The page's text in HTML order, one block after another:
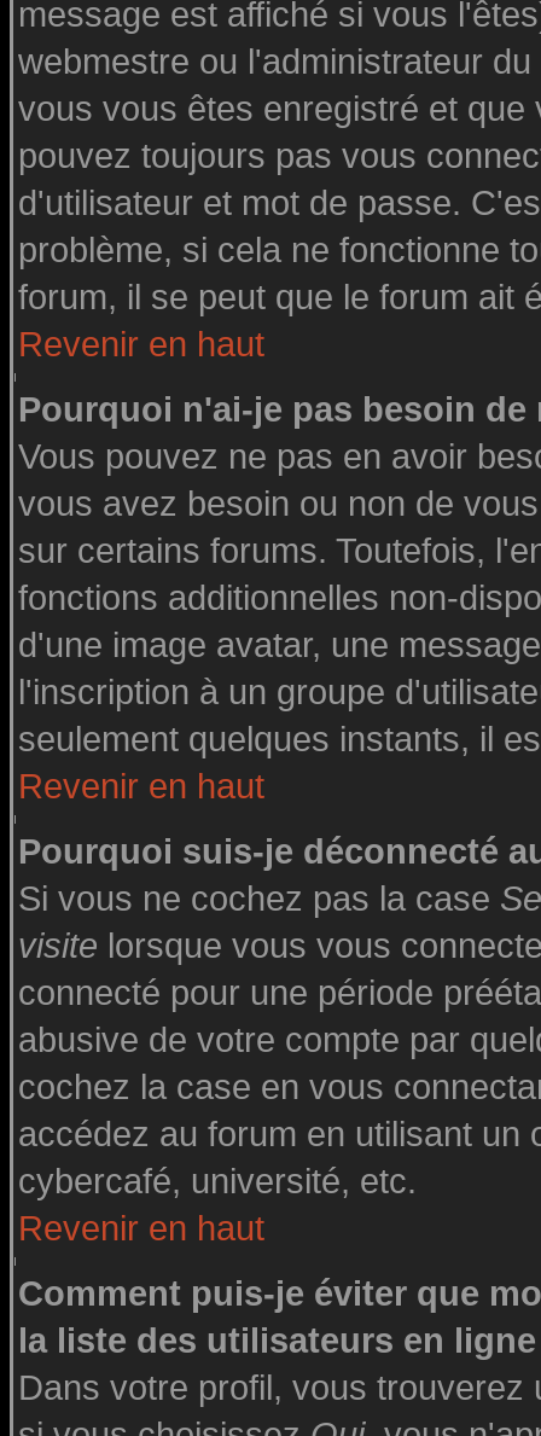
message est affiché si vous
webmestre ou l'administrateur
vous vous êtes enregistré et
pouvez toujours pas vous
d'utilisateur et mot de passe.
problème, si cela ne fonctionne
forum, il se peut que le forum ait
Revenir en haut
Pourquoi n'ai-je pas besoin
Vous pouvez ne pas en avoir
vous avez besoin ou non de
sur certains forums. Toutefois,
fonctions additionnelles non-
d'une image avatar, une
l'inscription à un groupe
seulement quelques instants, il
Revenir en haut
Pourquoi suis-je déconnecté
Si vous ne cochez pas la case
visite lorsque vous vous
connecté pour une période
abusive de votre compte par
cochez la case en vous
accédez au forum en utilisant un
cybercafé, université, etc.
Revenir en haut
Comment puis-je éviter que
la liste des utilisateurs en
Dans votre profil, vous trouverez